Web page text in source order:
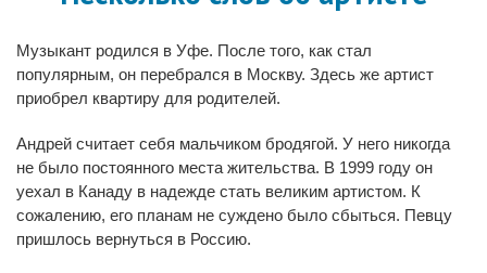
Музыкант родился в Уфе. После того, как стал
популярным, он перебрался в Москву. Здесь же артист
приобрел квартиру для родителей.
Андрей считает себя мальчиком бродягой. У него никогда
не было постоянного места жительства. В 1999 году он
уехал в Канаду в надежде стать великим артистом. К
сожалению, его планам не суждено было сбыться. Певцу
пришлось вернуться в Россию.